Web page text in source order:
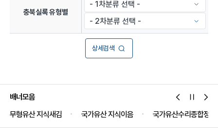
충북실록 유형별
상세검색
배너모음
무형유산 지식새김
국가유산 지식이음 국가유산수리종합정보